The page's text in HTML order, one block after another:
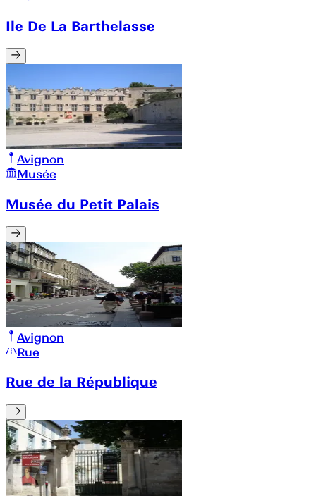
Ile De La Barthelasse
Avignon
Musée
Musée du Petit Palais
Avignon
Rue
Rue de la République